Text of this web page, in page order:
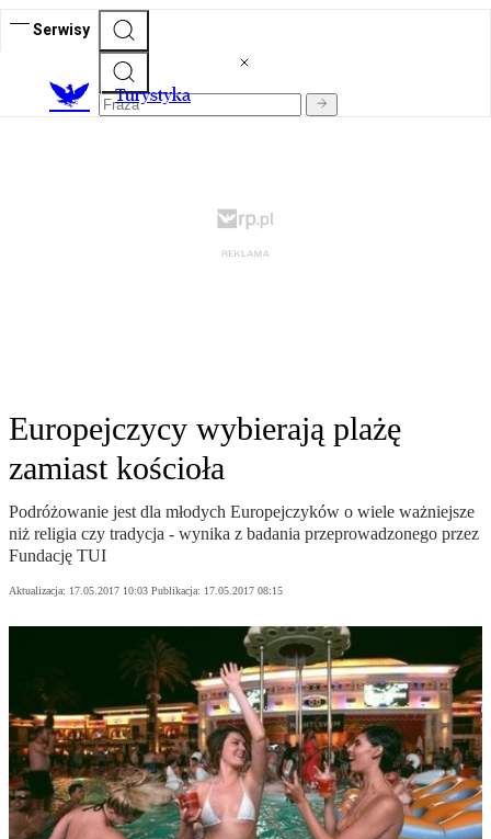
Serwisy
Turystyka
Europejczycy wybierają plażę
zamiast kościoła
Podróżowanie jest dla młodych Europejczyków o wiele ważniejsze
niż religia czy tradycja - wynika z badania przeprowadzonego przez
Fundację TUI
Aktualizacja: 17.05.2017 10:03 Publikacja: 17.05.2017 08:15